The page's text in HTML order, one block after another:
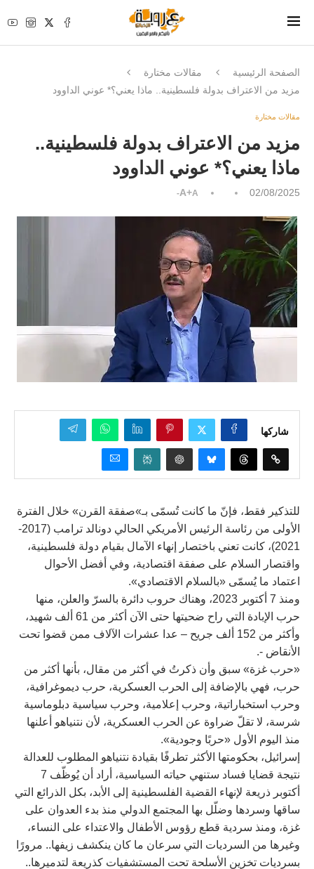
الصفحة الرئيسية
مقالات مختارة
مزيد من الاعتراف بدولة فلسطينية.. ماذا يعني؟* عوني الداوود
مقالات مختارة
مزيد من الاعتراف بدولة فلسطينية..
ماذا يعني؟* عوني الداوود
02/08/2025
A+A-
شاركها
للتذكير فقط، فإنّ ما كانت تُسمّى بـ»صفقة القرن» خلال الفترة
الأولى من رئاسة الرئيس الأمريكي الحالي دونالد ترامب (2017-
2021)، كانت تعني باختصار إنهاء الآمال بقيام دولة فلسطينية،
واقتصار السلام على صفقة اقتصادية، وفي أفضل الأحوال
اعتماد ما يُسمّى «بالسلام الاقتصادي».
ومنذ 7 أكتوبر 2023، وهناك حروب دائرة بالسرّ والعلن، منها
حرب الإبادة التي راح ضحيتها حتى الآن أكثر من 61 ألف شهيد،
وأكثر من 152 ألف جريح – عدا عشرات الآلاف ممن قضوا تحت
الأنقاض -.
«حرب غزة» سبق وأن ذكرتُ في أكثر من مقال، بأنها أكثر من
حرب، فهي بالإضافة إلى الحرب العسكرية، حرب ديموغرافية،
وحرب استخباراتية، وحرب إعلامية، وحرب سياسية دبلوماسية
شرسة، لا تقلّ ضراوة عن الحرب العسكرية، لأن نتنياهو أعلنها
منذ اليوم الأول «حربًا وجودية».
إسرائيل، بحكومتها الأكثر تطرفًا بقيادة نتنياهو المطلوب للعدالة
نتيجة قضايا فساد ستنهي حياته السياسية، أراد أن يُوظّف 7
أكتوبر ذريعة لإنهاء القضية الفلسطينية إلى الأبد، بكل الذرائع التي
ساقها وسردها وضلّل بها المجتمع الدولي منذ بدء العدوان على
غزة، ومنذ سردية قطع رؤوس الأطفال والاعتداء على النساء،
وغيرها من السرديات التي سرعان ما كان ينكشف زيفها.. مرورًا
بسرديات تخزين الأسلحة تحت المستشفيات كذريعة لتدميرها..